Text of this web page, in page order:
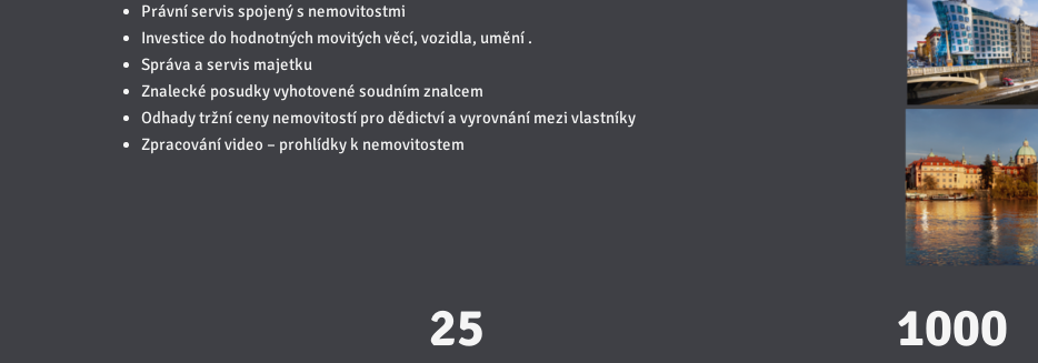
Právní servis spojený s nemovitostmi
Investice do hodnotných movitých věcí, vozidla, umění .
Správa a servis majetku
Znalecké posudky vyhotovené soudním znalcem
Odhady tržní ceny nemovitostí pro dědictví a vyrovnání mezi vlastníky
Zpracování video – prohlídky k nemovitostem
25 1000